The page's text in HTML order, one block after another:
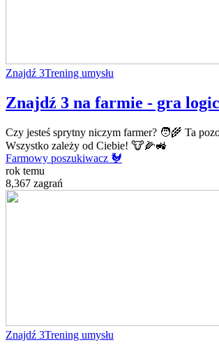
Znajdź 3Trening umysłu
Znajdź 3 na farmie - gra
Czy jesteś sprytny niczym farmer? 🧑‍🌾 Ta
Wszystko zależy od Ciebie! 🐮🌽🚜
Farmowy poszukiwacz 🐓
rok temu
8,367 zagrań
Znajdź 3Trening umysłu